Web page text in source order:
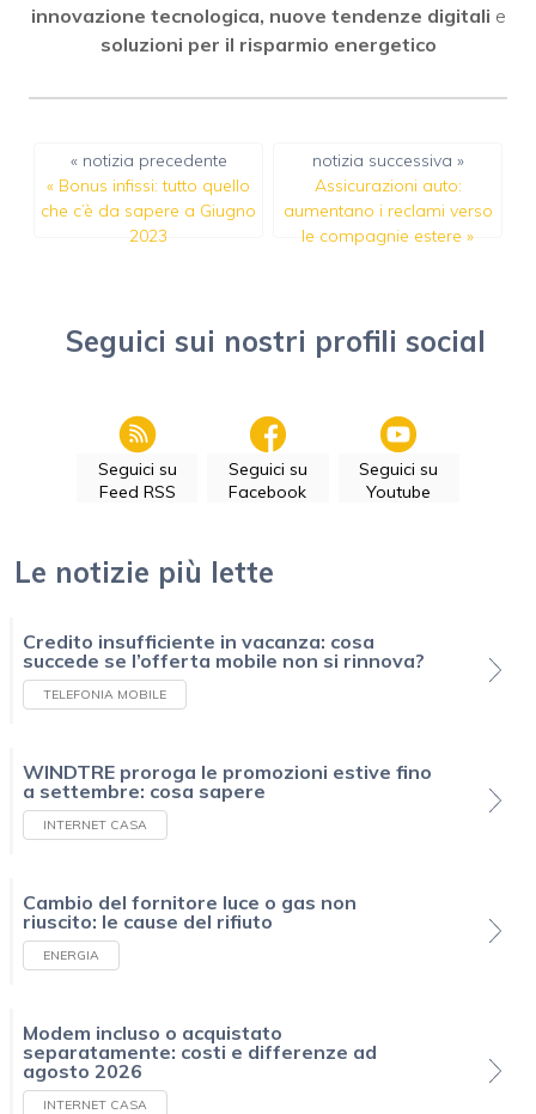
innovazione tecnologica, nuove tendenze digitali e
soluzioni per il risparmio energetico
« notizia precedente
« Bonus infissi: tutto quello
che c’è da sapere a Giugno
2023
notizia successiva »
Assicurazioni auto:
aumentano i reclami verso
le compagnie estere »
Seguici sui nostri profili social
Seguici su
Feed RSS
Seguici su
Facebook
Seguici su
Youtube
Le notizie più lette
Credito insufficiente in vacanza: cosa
succede se l’offerta mobile non si rinnova?
TELEFONIA MOBILE
WINDTRE proroga le promozioni estive fino
a settembre: cosa sapere
INTERNET CASA
Cambio del fornitore luce o gas non
riuscito: le cause del rifiuto
ENERGIA
Modem incluso o acquistato
separatamente: costi e differenze ad
agosto 2026
INTERNET CASA